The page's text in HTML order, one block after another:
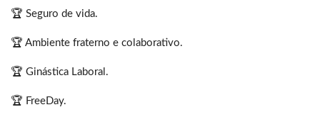
🏆 Seguro de vida.
🏆 Ambiente fraterno e colaborativo.
🏆 Ginástica Laboral.
🏆 FreeDay.